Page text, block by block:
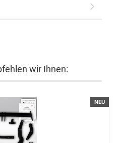
wir Ihnen:
NEU